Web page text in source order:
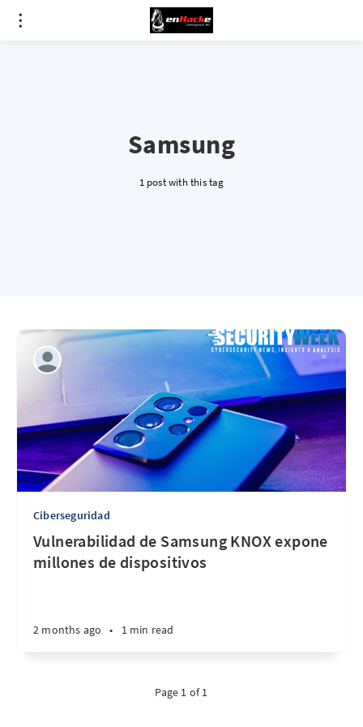
Samsung
1 post with this tag
Ciberseguridad
Vulnerabilidad de Samsung KNOX expone
millones de dispositivos
2 months ago • 1 min read
Page 1 of 1